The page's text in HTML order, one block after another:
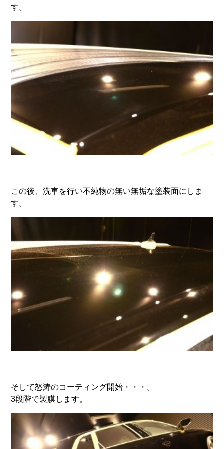
す。
この後、洗車を行い不純物の無い無垢な塗装面にしま
す。
そして怒涛のコーティング開始・・・。
3段階で製膜します。